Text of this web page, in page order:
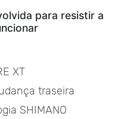
para resistir a
XT
traseira
SHIMANO